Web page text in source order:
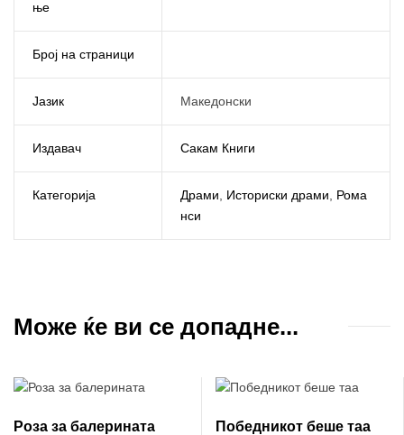
ње
Број на страници
Јазик Македонски
Издавач Сакам Книги
Категорија Драми Историски драми
Рома
нси
Може ќе ви се допадне...
Роза за балерината Победникот беше таа